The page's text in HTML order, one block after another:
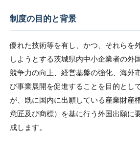
制度の目的と背景
優れた技術等を有し、かつ、それらを
しようとする茨城県内中小企業者の外
競争力の向上、経営基盤の強化、海外
び事業展開を促進することを目的とし
が、既に国内に出願している産業財産
意匠及び商標）を基に行う外国出願に
成します。